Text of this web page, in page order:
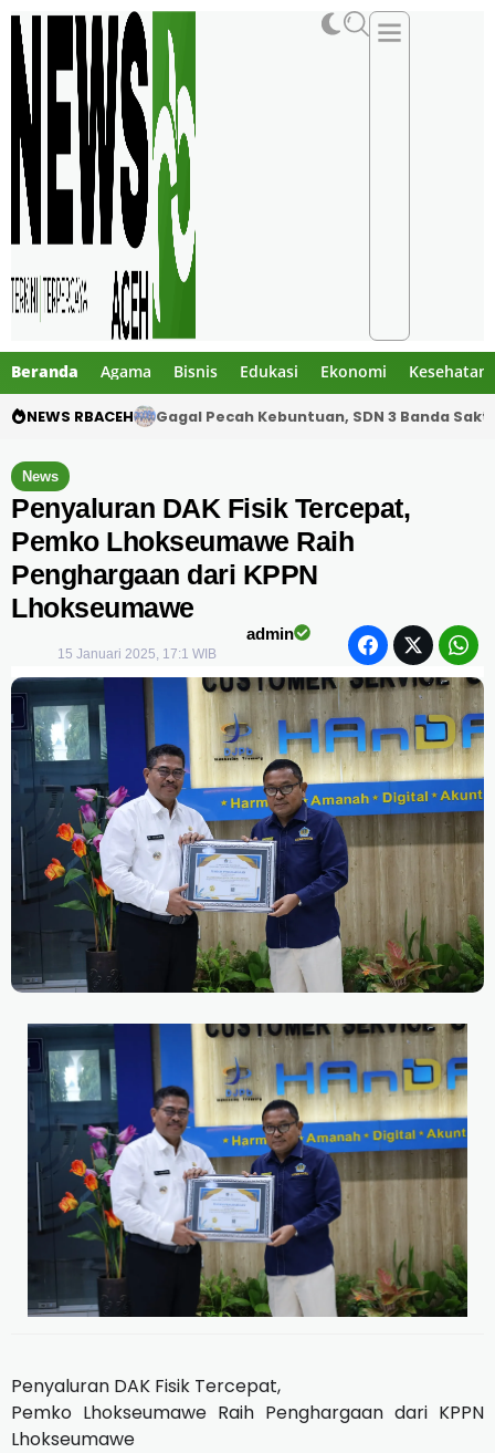
Beranda Agama Bisnis Edukasi Ekonomi Kesehatan
NEWS RBACEH SDN 3 Banda Sakti Turunkan Tim Inti
News
Penyaluran DAK Fisik Tercepat,
Pemko Lhokseumawe Raih
Penghargaan dari KPPN
Lhokseumawe
admin
15 Januari 2025, 17:1 WIB
Penyaluran DAK Fisik Tercepat,
Pemko Lhokseumawe Raih Penghargaan dari KPPN
Lhokseumawe